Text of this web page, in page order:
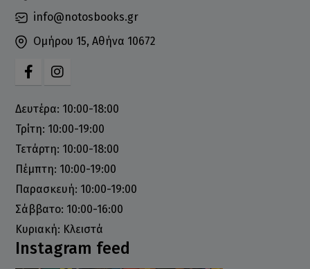
info@notosbooks.gr
Ομήρου 15, Αθήνα 10672
Δευτέρα: 10:00-18:00
Τρίτη: 10:00-19:00
Τετάρτη: 10:00-18:00
Πέμπτη: 10:00-19:00
Παρασκευή: 10:00-19:00
Σάββατο: 10:00-16:00
Κυριακή: Κλειστά
Instagram feed